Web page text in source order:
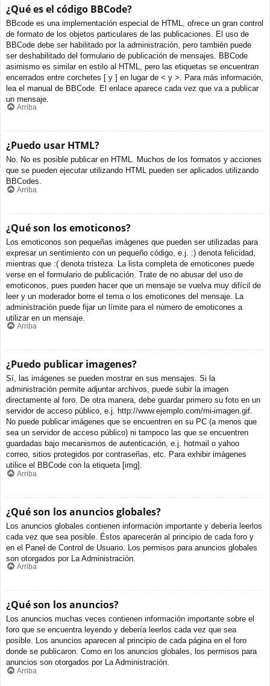
¿Qué es el código BBCode?
BBcode es una implementación especial de HTML, ofrece un gran control
de formato de los objetos particulares de las publicaciones. El uso de
BBCode debe ser habilitado por la administración, pero también puede
ser deshabilitado del formulario de publicación de mensajes. BBCode
asimismo es similar en estilo al HTML, pero las etiquetas se encuentran
encerrados entre corchetes [ y ] en lugar de < y >. Para más información,
lea el manual de BBCode. El enlace aparece cada vez que va a publicar
un mensaje.
Arriba
¿Puedo usar HTML?
No. No es posible publicar en HTML. Muchos de los formatos y acciones
que se pueden ejecutar utilizando HTML pueden ser aplicados utilizando
BBCodes.
Arriba
¿Qué son los emoticonos?
Los emoticonos son pequeñas imágenes que pueden ser utilizadas para
expresar un sentimiento con un pequeño código, e.j. :) denota felicidad,
mientras que :( denota tristeza. La lista completa de emoticones puede
verse en el formulario de publicación. Trate de no abusar del uso de
emoticonos, pues pueden hacer que un mensaje se vuelva muy difícil de
leer y un moderador borre el tema o los emoticones del mensaje. La
administración puede fijar un límite para el número de emoticones a
utilizar en un mensaje.
Arriba
¿Puedo publicar imagenes?
Sí, las imágenes se pueden mostrar en sus mensajes. Si la
administración permite adjuntar archivos, puede subir la imagen
directamente al foro. De otra manera, debe guardar primero su foto en un
servidor de acceso público, e.j. http://www.ejemplo.com/mi-imagen.gif.
No puede publicar imágenes que se encuentren en su PC (a menos que
sea un servidor de acceso público) ni tampoco las que se encuentren
guardadas bajo mecanismos de autenticación, e.j. hotmail o yahoo
correo, sitios protegidos por contraseñas, etc. Para exhibir imágenes
utilice el BBCode con la etiqueta [img].
Arriba
¿Qué son los anuncios globales?
Los anuncios globales contienen información importante y debería leerlos
cada vez que sea posible. Éstos aparecerán al principio de cada foro y
en el Panel de Control de Usuario. Los permisos para anuncios globales
son otorgados por La Administración.
Arriba
¿Qué son los anuncios?
Los anuncios muchas veces contienen información importante sobre el
foro que se encuentra leyendo y debería leerlos cada vez que sea
posible. Los anuncios aparecen al principio de cada página en el foro
donde se publicaron. Como en los anuncios globales, los permisos para
anuncios son otorgados por La Administración.
Arriba